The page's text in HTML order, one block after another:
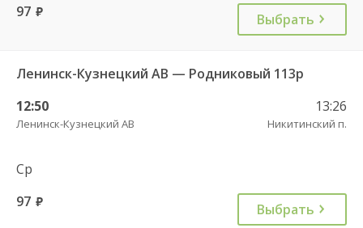
97 руб. Выбрать
Ленинск-Кузнецкий АВ — Родниковый 113р
12:50
Ленинск-Кузнецкий АВ
13:26
Никитинский п.
Ср
97 руб. Выбрать